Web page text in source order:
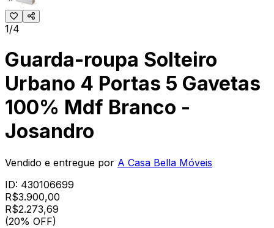
1/4
Guarda-roupa Solteiro
Urbano 4 Portas 5 Gavetas
100% Mdf Branco -
Josandro
Vendido e entregue por A Casa Bella Móveis
ID: 430106699
R$3.900,00
R$2.273,69
(20% OFF)